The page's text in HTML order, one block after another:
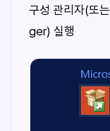
구성 관리자(또
ger) 실행